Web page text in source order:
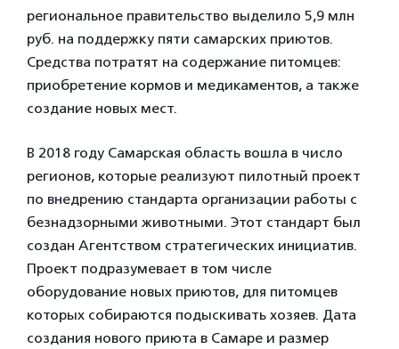
региональное правительство выделило 5,9 млн
руб. на поддержку пяти самарских приютов.
Средства потратят на содержание питомцев:
приобретение кормов и медикаментов, а также
создание новых мест.
В 2018 году Самарская область вошла в число
регионов, которые реализуют пилотный проект
по внедрению стандарта организации работы с
безнадзорными животными. Этот стандарт был
создан Агентством стратегических инициатив.
Проект подразумевает в том числе
оборудование новых приютов, для питомцев
которых собираются подыскивать хозяев. Дата
создания нового приюта в Самаре и размер